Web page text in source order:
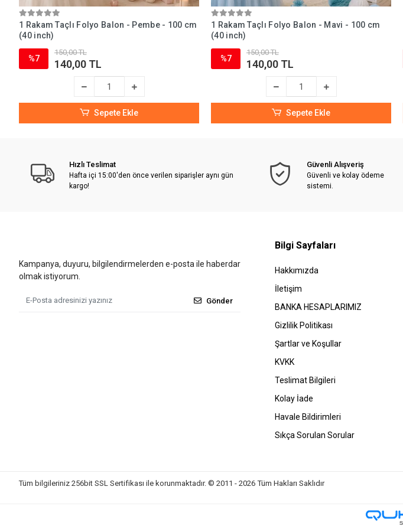
1 Rakam Taçlı Folyo Balon - Pembe - 100 cm
(40 inch)
%7
150,00 TL
140,00 TL
Sepete Ekle
1 Rakam Taçlı Folyo Balon - Mavi - 100 cm
(40 inch)
%7
150,00 TL
140,00 TL
Sepete Ekle
Hızlı Teslimat
Hafta içi 15:00'den önce verilen siparişler aynı gün
kargo!
Güvenli Alışveriş
Güvenli ve kolay ödeme
sistemi.
Kampanya, duyuru, bilgilendirmelerden e-posta ile haberdar
olmak istiyorum.
Gönder
Bilgi Sayfaları
Hakkımızda
İletişim
BANKA HESAPLARIMIZ
Gizlilik Politikası
Şartlar ve Koşullar
KVKK
Teslimat Bilgileri
Kolay İade
Havale Bildirimleri
Sıkça Sorulan Sorular
Tüm bilgileriniz 256bit SSL Sertifikası ile korunmaktadır. © 2011 - 2026 Tüm Hakları Saklıdır